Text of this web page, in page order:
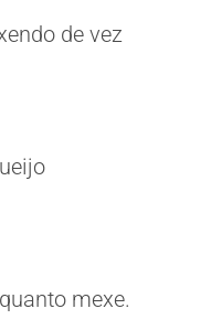
de vez
mexe.